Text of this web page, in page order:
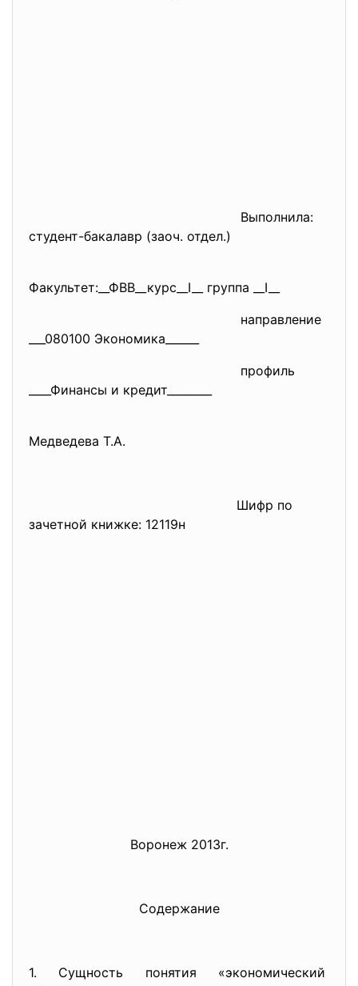
Выполнила:
студент-бакалавр (заоч. отдел.)
Факультет:__ФВВ__курс__I__ группа __I__
направление
___080100 Экономика______
профиль
____Финансы и кредит________
Медведева Т.А.
Шифр по
зачетной книжке: 12119н
Воронеж 2013г.
Содержание
1. Сущность понятия «экономический